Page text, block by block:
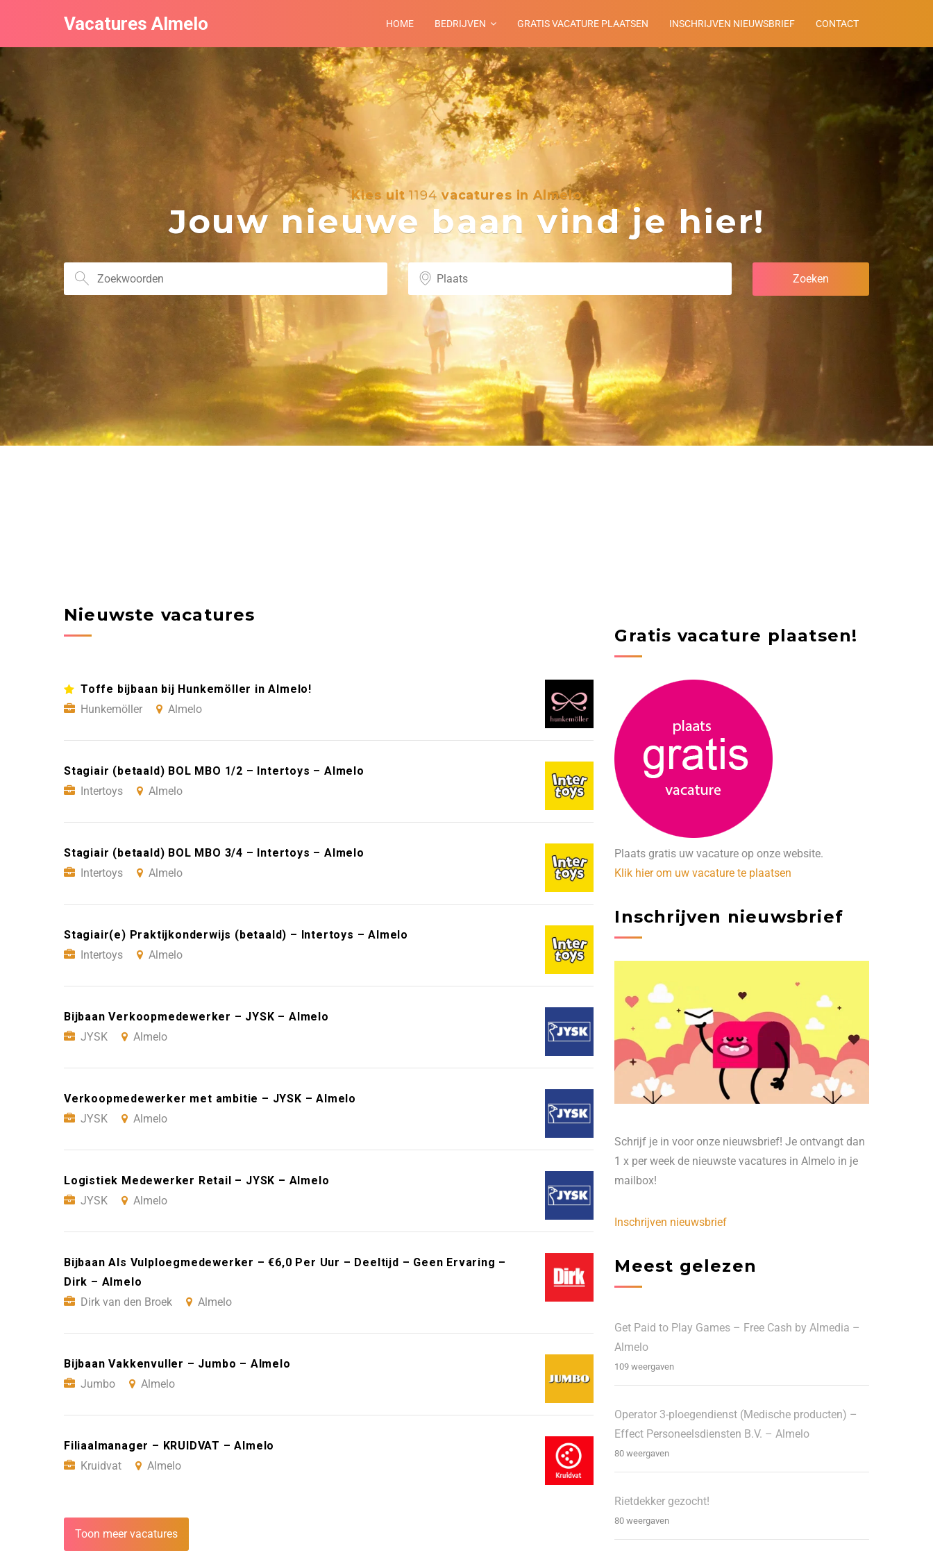
Vacatures Almelo HOME BEDRIJVEN GRATIS VACATURE PLAATSEN INSCHRIJVEN NIEUWSBRIEF CONTACT
Kies uit1194vacatures in Almelo
Jouw nieuwe baan vind je hier!
Nieuwste vacatures
Toffe bijbaan bij Hunkemöller in Almelo!
Hunkemöller
Almelo
Stagiair (betaald) BOL MBO 1/2 – Intertoys – Almelo
Intertoys
Almelo
Stagiair (betaald) BOL MBO 3/4 – Intertoys – Almelo
Intertoys
Almelo
Stagiair(e) Praktijkonderwijs (betaald) – Intertoys – Almelo
Intertoys
Almelo
Bijbaan Verkoopmedewerker – JYSK – Almelo
JYSK
Almelo
Verkoopmedewerker met ambitie – JYSK – Almelo
JYSK
Almelo
Logistiek Medewerker Retail – JYSK – Almelo
JYSK
Almelo
Bijbaan Als Vulploegmedewerker – €6,0 Per Uur – Deeltijd – Geen Ervaring –
Dirk – Almelo
Dirk van den Broek
Almelo
Bijbaan Vakkenvuller – Jumbo – Almelo
Jumbo
Almelo
Filiaalmanager – KRUIDVAT – Almelo
Kruidvat
Almelo
Toon meer vacatures
Gratis vacature plaatsen!
Plaats gratis uw vacature op onze website.
Klik hier om uw vacature te plaatsen
Inschrijven nieuwsbrief
Schrijf je in voor onze nieuwsbrief! Je ontvangt dan
1 x per week de nieuwste vacatures in Almelo in je
mailbox!
Inschrijven nieuwsbrief
Meest gelezen
Get Paid to Play Games – Free Cash by Almedia –
Almelo
109 weergaven
Operator 3-ploegendienst (Medische producten) –
Effect Personeelsdiensten B.V. – Almelo
80 weergaven
Rietdekker gezocht!
80 weergaven